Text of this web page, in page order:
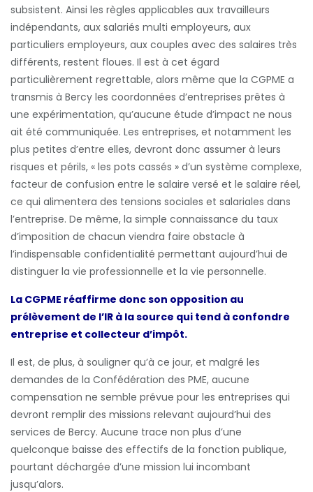
subsistent. Ainsi les règles applicables aux travailleurs
indépendants, aux salariés multi employeurs, aux
particuliers employeurs, aux couples avec des salaires très
différents, restent floues. Il est à cet égard
particulièrement regrettable, alors même que la CGPME a
transmis à Bercy les coordonnées d’entreprises prêtes à
une expérimentation, qu’aucune étude d’impact ne nous
ait été communiquée. Les entreprises, et notamment les
plus petites d’entre elles, devront donc assumer à leurs
risques et périls, « les pots cassés » d’un système complexe,
facteur de confusion entre le salaire versé et le salaire réel,
ce qui alimentera des tensions sociales et salariales dans
l’entreprise. De même, la simple connaissance du taux
d’imposition de chacun viendra faire obstacle à
l’indispensable confidentialité permettant aujourd’hui de
distinguer la vie professionnelle et la vie personnelle.
La CGPME réaffirme donc son opposition au
prélèvement de l’IR à la source qui tend à confondre
entreprise et collecteur d’impôt.
Il est, de plus, à souligner qu’à ce jour, et malgré les
demandes de la Confédération des PME, aucune
compensation ne semble prévue pour les entreprises qui
devront remplir des missions relevant aujourd’hui des
services de Bercy. Aucune trace non plus d’une
quelconque baisse des effectifs de la fonction publique,
pourtant déchargée d’une mission lui incombant
jusqu’alors.